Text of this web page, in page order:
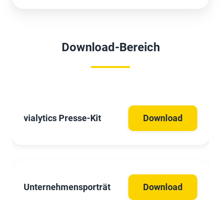
Download-Bereich
vialytics Presse-Kit Download
Unternehmensporträt Download